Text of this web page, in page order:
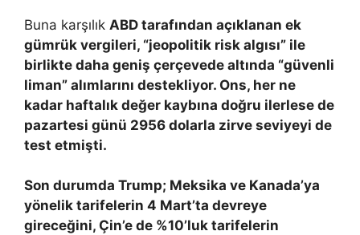
Buna karşılık ABD tarafından açıklanan ek
gümrük vergileri, “jeopolitik risk algısı” ile
birlikte daha geniş çerçevede altında “güvenli
liman” alımlarını destekliyor. Ons, her ne
kadar haftalık değer kaybına doğru ilerlese de
pazartesi günü 2956 dolarla zirve seviyeyi de
test etmişti.
Son durumda Trump; Meksika ve Kanada’ya
yönelik tarifelerin 4 Mart’ta devreye
gireceğini, Çin’e de %10’luk tarifelerin